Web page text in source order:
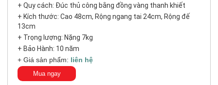
+ Quy cách: Đúc thủ công bằng đồng vàng thanh khiết
+ Kích thước: Cao 48cm, Rộng ngang tai 24cm, Rộng đế
13cm
+ Trọng lượng: Nặng 7kg
+ Bảo Hành: 10 năm
+ Giá sản phẩm: liên hệ
Mua ngay